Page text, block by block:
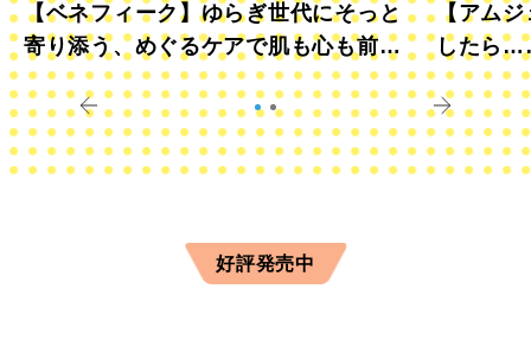
【ベネフィーク】ゆらぎ世代にそっと
寄り添う、めぐるケアで肌も心も前向
きに
【アムジ
したら
すか？
好評発売中